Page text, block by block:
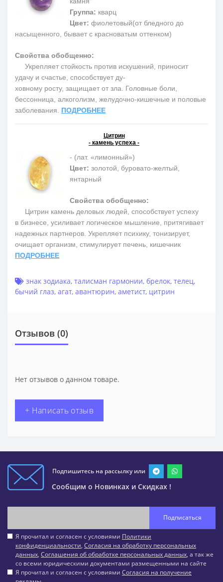
Группа: кварц
Цвет: фиолетовый(от бледного до
насыщенного, бывает с красноватым оттенком)
Свойства обобщенно:
Укрепляет стойкость против искушений, приносит
удачу и счастье, способствует ду-
ховному росту, защищает от зла. Головные боли,
бессонница, алкоголизм, желудочно-кишечные и половые
заболевания. ПОДРОБНЕЕ
Цитрин
- камень успеха -
- (лат. «лимонный»)
Цвет: золотой, буровато-желтый,
янтарный
Свойства обобщенно:
Цитрин камень деловых людей, способствует успеху
в бизнесе, усиливает логическое мышление, притягивает
надежных партнеров. Укрепляет психику, тонизирует,
очищает организм, стимулирует печень, кишечник
ПОДРОБНЕЕ
знак зодиака, талисман гармонии, брелок, телец,
бычий глаз, агат, авантюрин, аметист, цитрин
Отзывов (0)
Нет отзывов о данном товаре.
+ Написать отзыв
Подпишитесь на рассылку или
Сообщим о Новинках и Скидках !
Подписаться
Я прочитал и согласен с условиями Политики
конфиденциальности, Согласия на обработку персональных
данных, Соглашения об обработке персональных данных, а так же
со всеми юридическими документами размещенными на сайте
Я прочитал и согласен с условиями Согласия на получение